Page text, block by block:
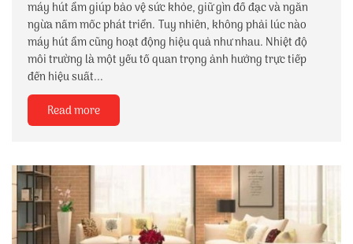
máy hút ẩm giúp bảo vệ sức khỏe, giữ gìn đồ đạc và ngăn
ngừa nấm mốc phát triển. Tuy nhiên, không phải lúc nào
máy hút ẩm cũng hoạt động hiệu quả như nhau. Nhiệt độ
môi trường là một yếu tố quan trọng ảnh hưởng trực tiếp
đến hiệu suất...
Read more